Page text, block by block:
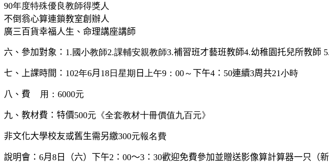
90年度特殊優良教師得獎人
不倒翁心算連鎖教室創辦人
廣三百貨幸福人生、命理講座講師
六、參加對象： 1.國小教師2.課輔安親教師3.補習班才藝班教師4.幼稚園托兒所教師
七、上課時間：102年6月18 日 星期 日 上午9：00～ 下午4：50連續3周共21小時
八、費 用：6000元
九、教材費：特價500元《全套教材十冊價值九百元》
非文化大學校友或舊生需另繳300元報名費
說明會：6月8日（六）下午2 ： 00～3 ： 30歡迎免費參加並贈送影像算計算器一只（